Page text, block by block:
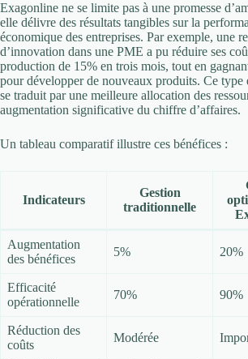
Exagonline ne se limite pas à une promesse
elle délivre des résultats tangibles sur la
économique des entreprises. Par exemple, une
d’innovation dans une PME a pu réduire ses
production de 15% en trois mois, tout en
pour développer de nouveaux produits. Ce type
se traduit par une meilleure allocation des
augmentation significative du chiffre d’affaires.
Un tableau comparatif illustre ces bénéfices :
Indicateurs
Gestion
traditionnelle
Augmentation
des bénéfices
5% 20%
Efficacité
opérationnelle
70% 90%
Réduction des
coûts
Modérée